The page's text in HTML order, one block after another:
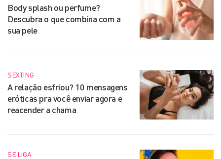
Body splash ou perfume?
Descubra o que combina com a
sua pele
SEXTING
A relação esfriou? 10 mensagens
eróticas pra você enviar agora e
reacender a chama
SE LIGA